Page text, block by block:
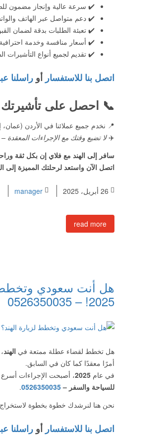
✔️ سرعة عالية وإنجاز مضمون
✔️ دعم متواصل عبر الهاتف
✔️ تعبئة الطلبات بدقة لضمان القبول
✔️ أسعار منافسة وخدمة احترافية
✔️ تقديم لجميع أنواع التأشيرات
اتصل بنا للاستفسار أو راسلنا
📞 احصل على تأشيرتك
📍 نخدم جميع عملائنا في الأردن (عمان،
✈️لا تضيع وقتك مع الإجراءات المعقدة
سافر إلى الهند مع فلاي إن بكل ثقة
اتصل الآن واستعد لرحلتك المميزة إلى
manager
read more
هل أنت سعودي وتخطط
2025! – 0526350035
هل تخطط لقضاء عطلة ممتعة في الهند
أمرًا معقدًا كما كان في السابق.
في عام 2025، أصبحت الإجراءات
للسياحة والسفر –0526350035
.
نحن هنا لنرشدك خطوة بخطوة لاستخراج
اتصل بنا للاستفسار أو راسلنا